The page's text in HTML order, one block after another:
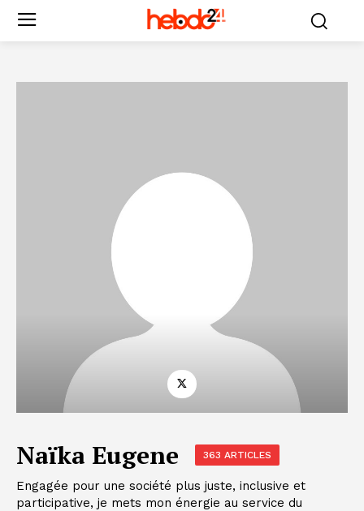
Naïka Eugene 363 ARTICLES
Engagée pour une société plus juste, inclusive et
participative, je mets mon énergie au service du